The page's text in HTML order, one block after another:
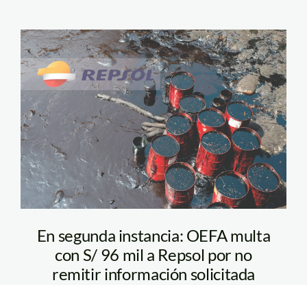
repsol—sanciones-
ante-el-derrame—
spda
En segunda instancia: OEFA multa
con S/ 96 mil a Repsol por no
remitir información solicitada